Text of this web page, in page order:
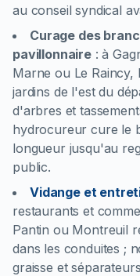
au conseil syndical
Curage des
pavillonnaire:à
Marne ou Le Raincy,
jardins de l'est du
d'arbres et
hydrocureur cure le
longueur jusqu'au
public.
Vidange et
restaurants et
Pantin ou Montreuil
dans les conduites ;
graisse et